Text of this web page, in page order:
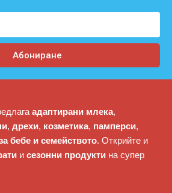
Абониране
адаптирани млека,
, дрехи, козметика, памперси,
бебе и семейството. Открийте и
и сезонни продукти на супер